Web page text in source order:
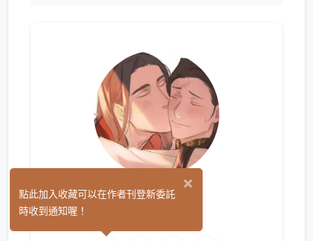
蛋餅 (0)
×
點此加入收藏可以在作者刊登新委託
時收到通知喔！